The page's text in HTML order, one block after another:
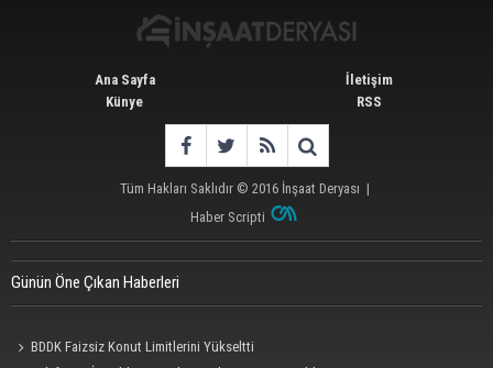
Ana Sayfa
Künye
İletişim
RSS
Tüm Hakları Saklıdır © 2016 İnşaat Deryası |
Haber Scripti
Günün Öne Çıkan Haberleri
BDDK Faizsiz Konut Limitlerini Yükseltti